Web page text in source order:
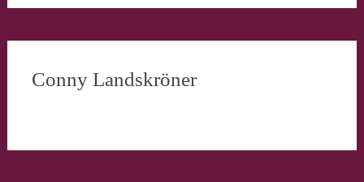
Conny Landskröner